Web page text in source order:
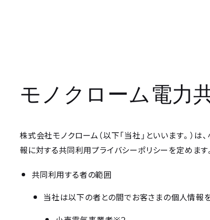
モノクローム電力
株式会社モノクローム（以下「当社」といいます。）
報に対する共同利用プライバシーポリシーを定めます
共同利用する者の範囲
当社は以下の者との間でお客さまの個人情報